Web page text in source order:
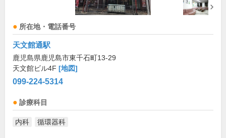
所在地・電話番号
天文館通駅
鹿児島県鹿児島市東千石町13-29
天文館ビル4F [地図]
099-224-5314
診療科目
内科 循環器科